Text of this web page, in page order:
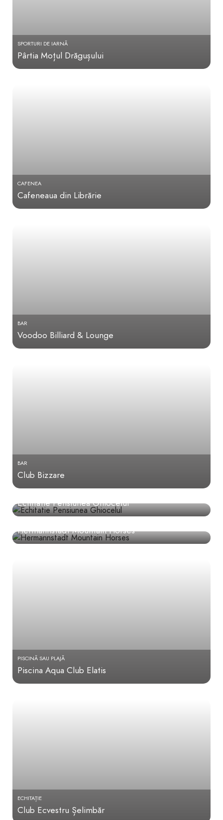
SPORTURI DE IARNĂ
Pârtia Moțul Drăgușului
CAFENEA
Cafeneaua din Librărie
BAR
Voodoo Billiard & Lounge
BAR
Club Bizzare
ECHITAȚIE
Echitatie Pensiunea Ghiocelul
ECHITAȚIE
Hermannstadt Mountain Horses
PISCINĂ SAU PLAJĂ
Piscina Aqua Club Elatis
ECHITAȚIE
Club Ecvestru Șelimbăr